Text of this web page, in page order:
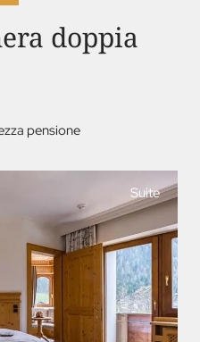
doppia
pensione
Suite